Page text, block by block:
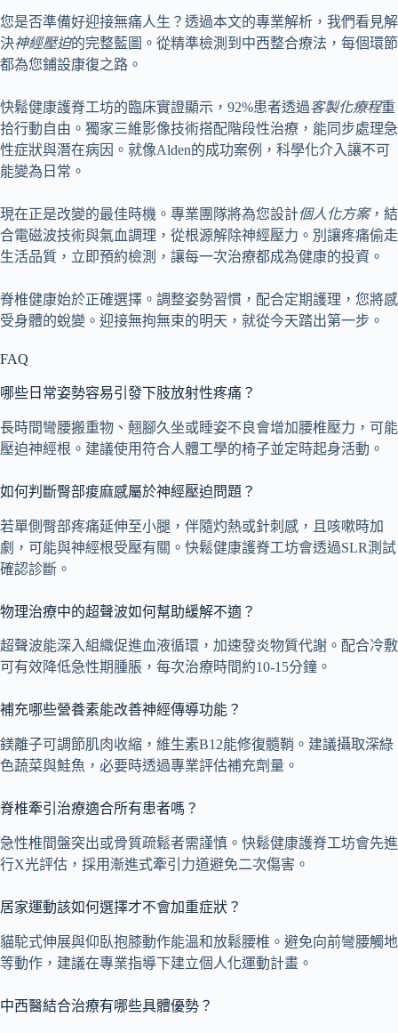
您是否準備好迎接無痛人生？透過本文的專業解析，我們看見解
決神經壓迫的完整藍圖。從精準檢測到中西整合療法，每個環節
都為您鋪設康復之路。
快鬆健康護脊工坊的臨床實證顯示，92%患者透過客製化療程重
拾行動自由。獨家三維影像技術搭配階段性治療，能同步處理急
性症狀與潛在病因。就像Alden的成功案例，科學化介入讓不可
能變為日常。
現在正是改變的最佳時機。專業團隊將為您設計個人化方案，結
合電磁波技術與氣血調理，從根源解除神經壓力。別讓疼痛偷走
生活品質，立即預約檢測，讓每一次治療都成為健康的投資。
脊椎健康始於正確選擇。調整姿勢習慣，配合定期護理，您將感
受身體的蛻變。迎接無拘無束的明天，就從今天踏出第一步。
FAQ
哪些日常姿勢容易引發下肢放射性疼痛？
長時間彎腰搬重物、翹腳久坐或睡姿不良會增加腰椎壓力，可能
壓迫神經根。建議使用符合人體工學的椅子並定時起身活動。
如何判斷臀部痠麻感屬於神經壓迫問題？
若單側臀部疼痛延伸至小腿，伴隨灼熱或針刺感，且咳嗽時加
劇，可能與神經根受壓有關。快鬆健康護脊工坊會透過SLR測試
確認診斷。
物理治療中的超聲波如何幫助緩解不適？
超聲波能深入組織促進血液循環，加速發炎物質代謝。配合冷敷
可有效降低急性期腫脹，每次治療時間約10-15分鐘。
補充哪些營養素能改善神經傳導功能？
鎂離子可調節肌肉收縮，維生素B12能修復髓鞘。建議攝取深綠
色蔬菜與鮭魚，必要時透過專業評估補充劑量。
脊椎牽引治療適合所有患者嗎？
急性椎間盤突出或骨質疏鬆者需謹慎。快鬆健康護脊工坊會先進
行X光評估，採用漸進式牽引力道避免二次傷害。
居家運動該如何選擇才不會加重症狀？
貓駝式伸展與仰臥抱膝動作能溫和放鬆腰椎。避免向前彎腰觸地
等動作，建議在專業指導下建立個人化運動計畫。
中西醫結合治療有哪些具體優勢？